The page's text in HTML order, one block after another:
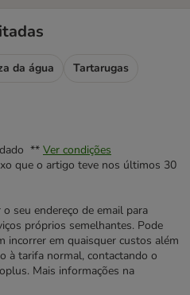
da água
Tartarugas
** Ver condições
que o artigo teve nos últimos 30
seu endereço de email para
próprios semelhantes. Pode
incorrer em quaisquer custos além
à tarifa normal, contactando o
Mais informações na